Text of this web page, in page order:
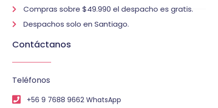
Compras sobre $49.990 el despacho es gratis.
Despachos solo en Santiago.
Contáctanos
Teléfonos
+56 9 7688 9662 WhatsApp